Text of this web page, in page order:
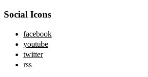
Social Icons
facebook
youtube
twitter
rss